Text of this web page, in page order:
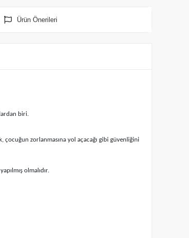
Ürün Önerileri
biri.
zorlanmasına yol açacağı gibi güvenliğini
olmalıdır.